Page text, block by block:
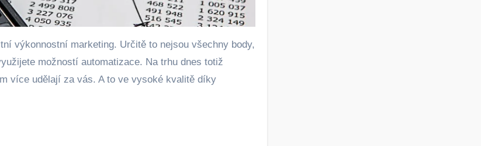
výkonnostní marketing. Určitě to nejsou všechny body,
možností automatizace. Na trhu dnes totiž
více udělají za vás. A to ve vysoké kvalitě díky